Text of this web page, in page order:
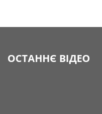
ОСТАННЄ ВІДЕО